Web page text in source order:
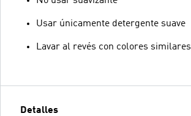
Usar únicamente detergente suave
Lavar al revés con colores similares
Detalles